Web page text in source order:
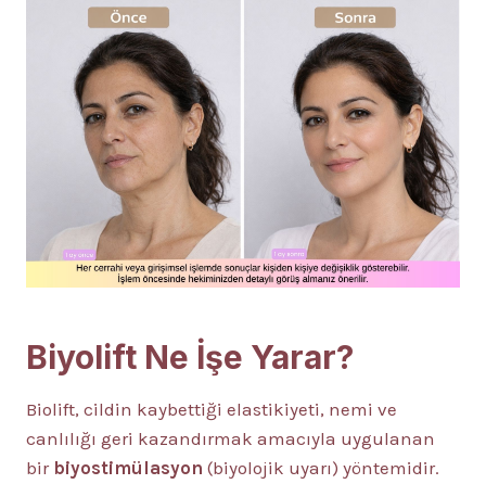
Biyolift Ne İşe Yarar?
Biolift, cildin kaybettiği elastikiyeti, nemi ve
canlılığı geri kazandırmak amacıyla uygulanan
bir biyostimülasyon (biyolojik uyarı) yöntemidir.